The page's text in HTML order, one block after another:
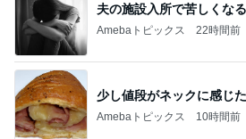
夫の施設入所で苦しくな
Amebaトピックス 22時間前
少し値段がネックに感じ
Amebaトピックス 10時間前